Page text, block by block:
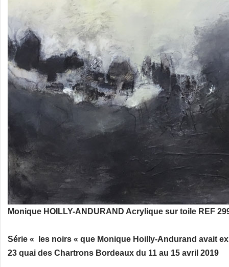
Monique HOILLY-ANDURAND Acrylique sur toile REF
Série « les noirs « que Monique Hoilly-Andurand avait
23 quai des Chartrons Bordeaux du 11 au 15 avril 2019